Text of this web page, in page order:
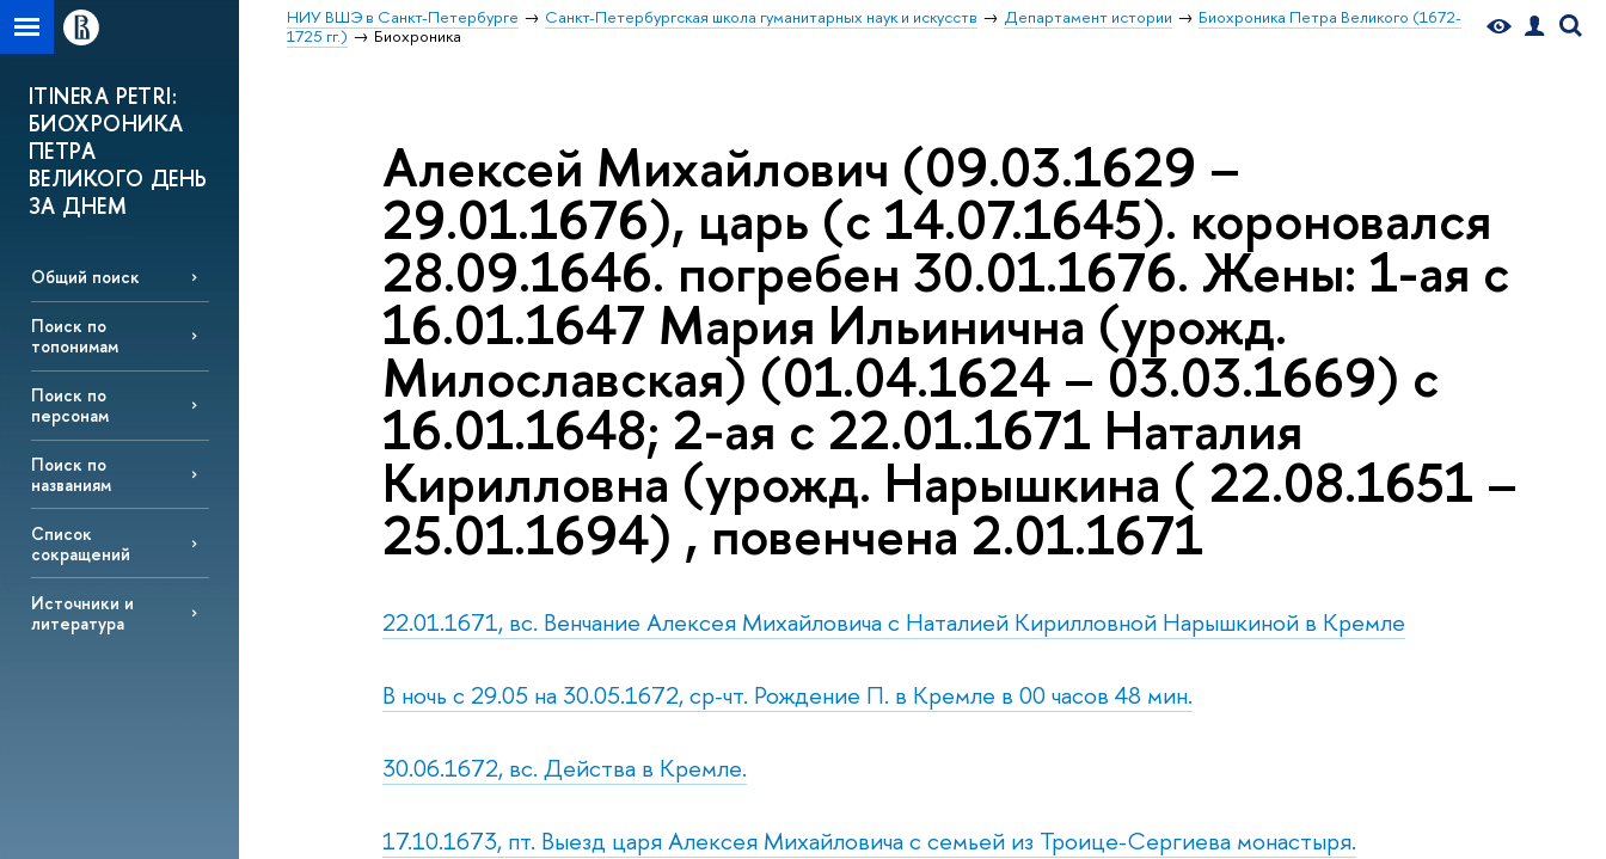
НИУ ВШЭ в Санкт-Петербурге Санкт-Петербургская школа гуманитарных наук и искусств Департамент истории
Биохроника Петра Великого (1672-
1725 гг.)
Биохроника
ITINERA PETRI:
БИОХРОНИКА
ПЕТРА
ВЕЛИКОГО ДЕНЬ
ЗА ДНЕМ
Общий поиск
Поиск по
топонимам
Поиск по
персонам
Поиск по
названиям
Список
сокращений
Источники и
литература
Алексей Михайлович (09.03.1629 –
29.01.1676), царь (с 14.07.1645). короновался
28.09.1646. погребен 30.01.1676. Жены: 1-ая с
16.01.1647 Мария Ильинична (урожд.
Милославская) (01.04.1624 – 03.03.1669) с
16.01.1648; 2-ая с 22.01.1671 Наталия
Кирилловна (урожд. Нарышкина ( 22.08.1651 –
25.01.1694) , повенчена 2.01.1671
22.01.1671, вс. Венчание Алексея Михайловича с Наталией Кирилловной Нарышкиной в Кремле
В ночь с 29.05 на 30.05.1672, ср-чт. Рождение П. в Кремле в 00 часов 48 мин.
30.06.1672, вс. Действа в Кремле.
17.10.1673, пт. Выезд царя Алексея Михайловича с семьей из Троице-Сергиева монастыря.